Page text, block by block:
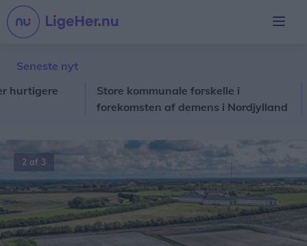
Seneste nyt
Store kommunale forskelle i
forekomsten af demens i Nordjylland
2 af 3